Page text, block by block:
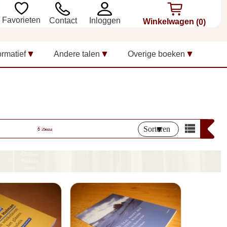
Favorieten Contact Inloggen Winkelwagen (0)
Andere talen Overige boeken
6 items Sorteren